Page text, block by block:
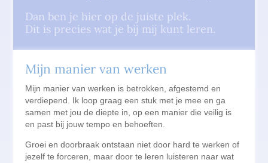
Dan ben je hier op de juiste plek.
Dit is precies wat je bij mij kunt leren.
Mijn manier van werken
Mijn manier van werken is betrokken, afgestemd en
verdiepend. Ik loop graag een stuk met je mee en ga
samen met jou de diepte in, op een manier die veilig is
en past bij jouw tempo en behoeften.
Groei en doorbraak ontstaan niet door hard te werken of
jezelf te forceren, maar door te leren luisteren naar wat